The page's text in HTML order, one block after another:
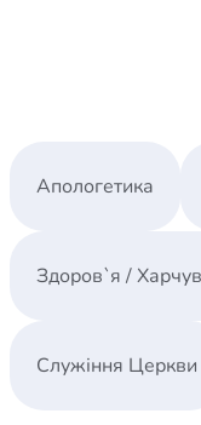
Апологетика
Здоров`я /
Служіння Церкви